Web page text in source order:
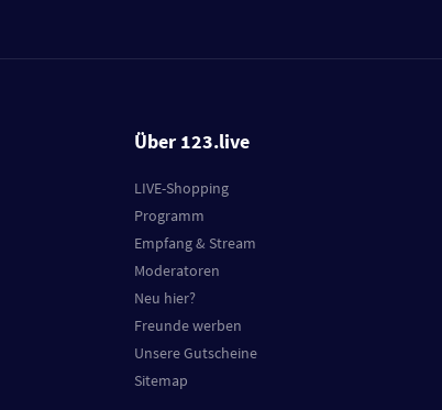
Über 123.live
LIVE-Shopping
Programm
Empfang & Stream
Moderatoren
Neu hier?
Freunde werben
Unsere Gutscheine
Sitemap